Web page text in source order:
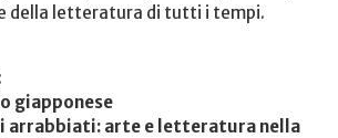
e della letteratura di tutti i tempi.
:
giapponese
arrabbiati: arte e letteratura nella